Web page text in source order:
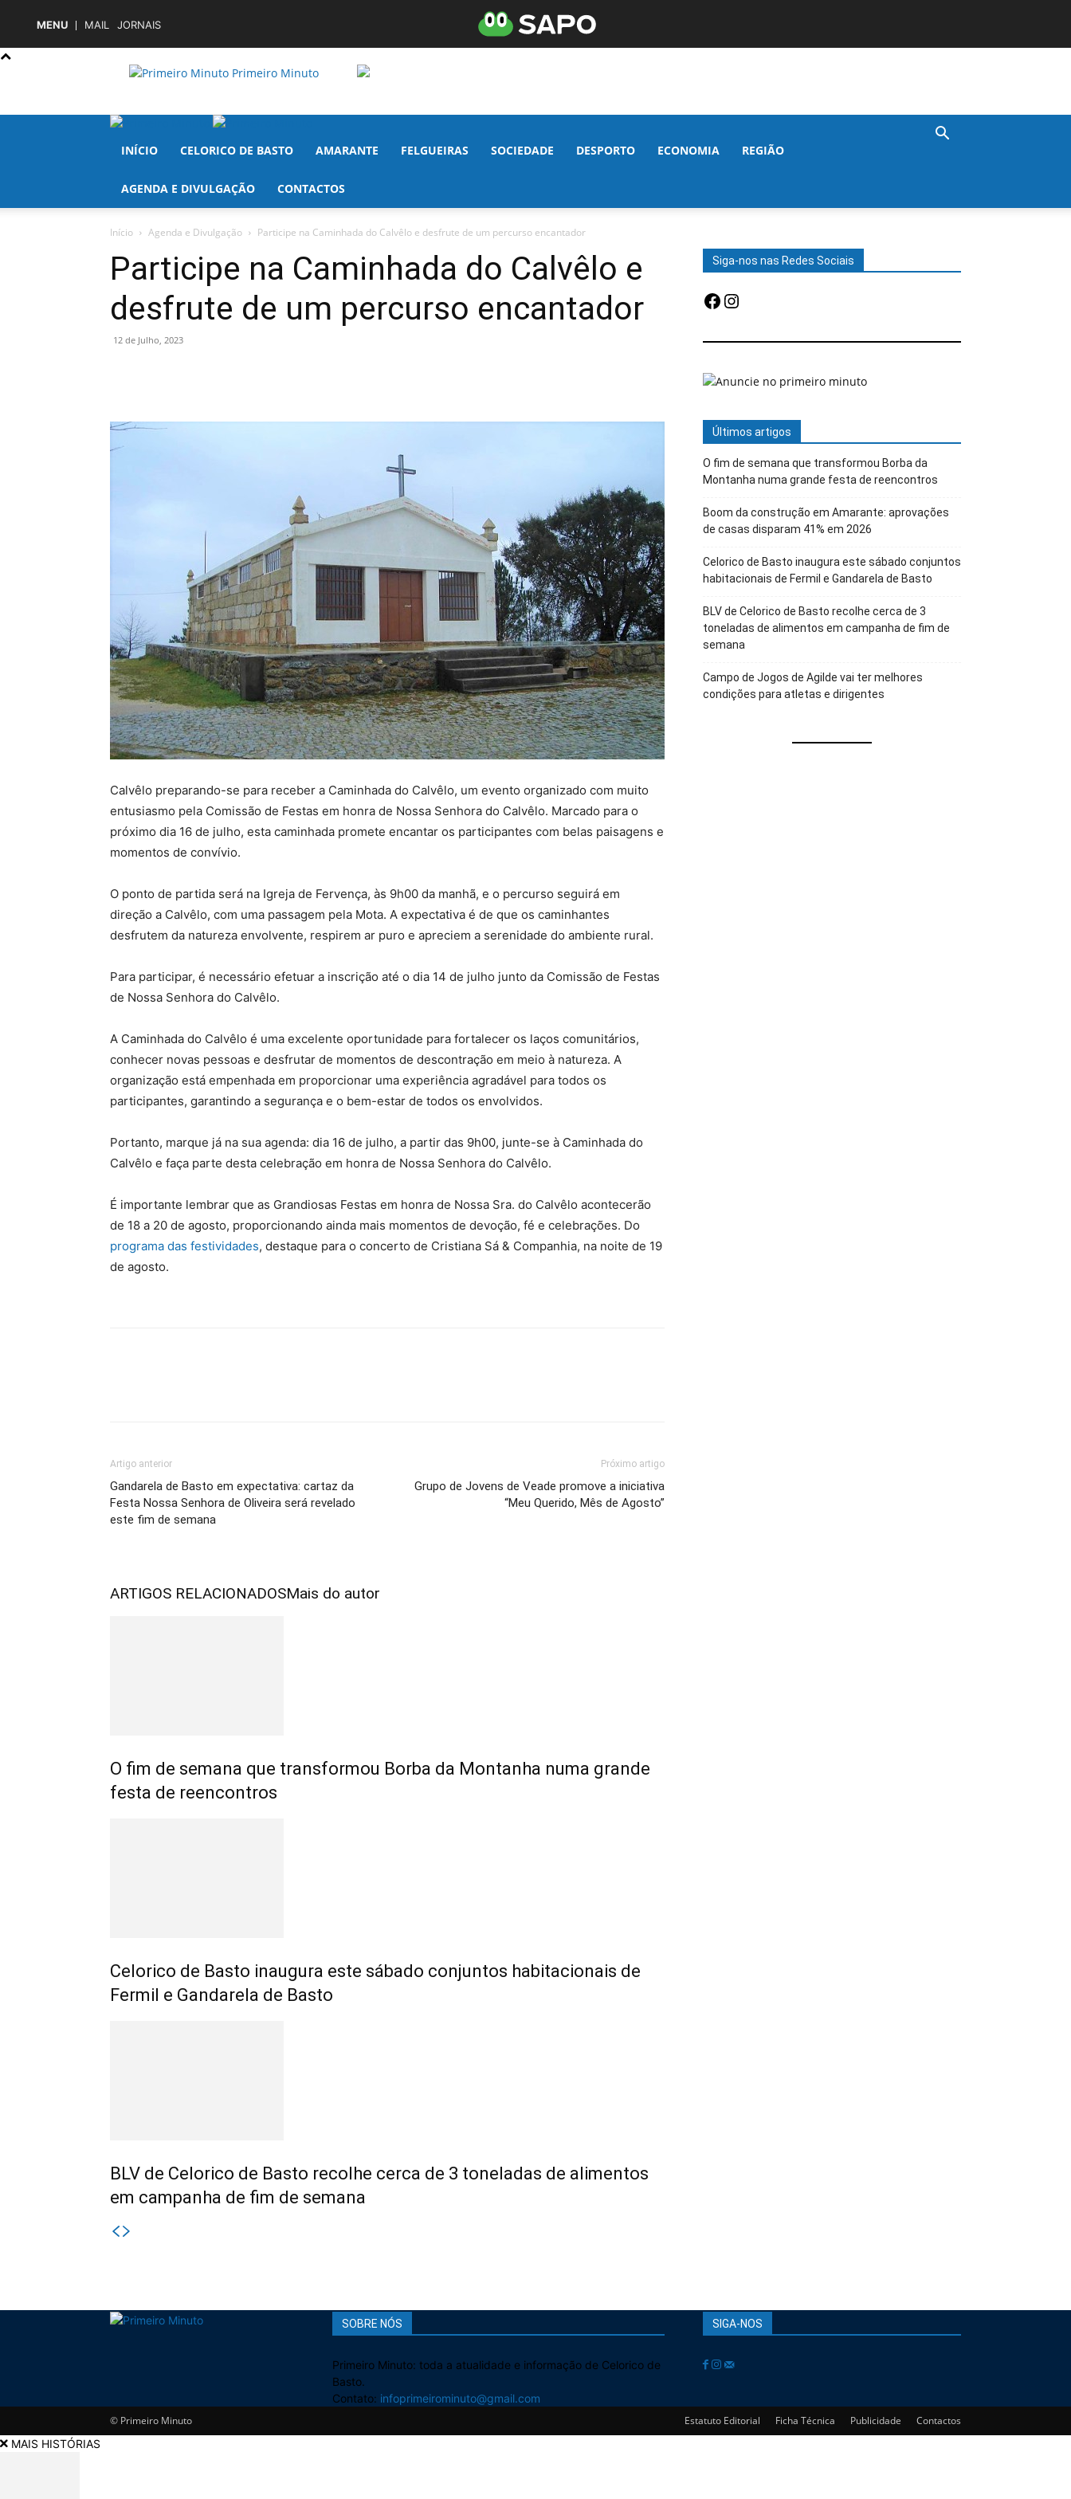
MENU MAIL JORNAIS
Primeiro Minuto
INÍCIO CELORICO DE BASTO AMARANTE FELGUEIRAS SOCIEDADE DESPORTO ECONOMIA REGIÃO
AGENDA E DIVULGAÇÃO CONTACTOS
Início Agenda e Divulgação Participe na Caminhada do Calvêlo e desfrute de um percurso encantador
Participe na Caminhada do Calvêlo e
desfrute de um percurso encantador
12 de Julho, 2023
Calvêlo preparando-se para receber a Caminhada do Calvêlo, um evento organizado com muito
entusiasmo pela Comissão de Festas em honra de Nossa Senhora do Calvêlo. Marcado para o
próximo dia 16 de julho, esta caminhada promete encantar os participantes com belas paisagens e
momentos de convívio.
O ponto de partida será na Igreja de Fervença, às 9h00 da manhã, e o percurso seguirá em
direção a Calvêlo, com uma passagem pela Mota. A expectativa é de que os caminhantes
desfrutem da natureza envolvente, respirem ar puro e apreciem a serenidade do ambiente rural.
Para participar, é necessário efetuar a inscrição até o dia 14 de julho junto da Comissão de Festas
de Nossa Senhora do Calvêlo.
A Caminhada do Calvêlo é uma excelente oportunidade para fortalecer os laços comunitários,
conhecer novas pessoas e desfrutar de momentos de descontração em meio à natureza. A
organização está empenhada em proporcionar uma experiência agradável para todos os
participantes, garantindo a segurança e o bem-estar de todos os envolvidos.
Portanto, marque já na sua agenda: dia 16 de julho, a partir das 9h00, junte-se à Caminhada do
Calvêlo e faça parte desta celebração em honra de Nossa Senhora do Calvêlo.
É importante lembrar que as Grandiosas Festas em honra de Nossa Sra. do Calvêlo acontecerão
de 18 a 20 de agosto, proporcionando ainda mais momentos de devoção, fé e celebrações. Do
programa das festividades, destaque para o concerto de Cristiana Sá & Companhia, na noite de 19
de agosto.
Artigo anterior
Gandarela de Basto em expectativa: cartaz da
Festa Nossa Senhora de Oliveira será revelado
este fim de semana
Próximo artigo
Grupo de Jovens de Veade promove a iniciativa
“Meu Querido, Mês de Agosto”
ARTIGOS RELACIONADOSMais do autor
O fim de semana que transformou Borba da Montanha numa grande
festa de reencontros
Celorico de Basto inaugura este sábado conjuntos habitacionais de
Fermil e Gandarela de Basto
BLV de Celorico de Basto recolhe cerca de 3 toneladas de alimentos
em campanha de fim de semana
Siga-nos nas Redes Sociais
Facebook
Instagram
Últimos artigos
O fim de semana que transformou Borba da
Montanha numa grande festa de reencontros
Boom da construção em Amarante: aprovações
de casas disparam 41% em 2026
Celorico de Basto inaugura este sábado conjuntos
habitacionais de Fermil e Gandarela de Basto
BLV de Celorico de Basto recolhe cerca de 3
toneladas de alimentos em campanha de fim de
semana
Campo de Jogos de Agilde vai ter melhores
condições para atletas e dirigentes
SOBRE NÓS
Primeiro Minuto: toda a atualidade e informação de Celorico de
Basto.
Contato: infoprimeirominuto@gmail.com
SIGA-NOS
Estatuto Editorial Ficha Técnica Publicidade Contactos
© Primeiro Minuto
MAIS HISTÓRIAS